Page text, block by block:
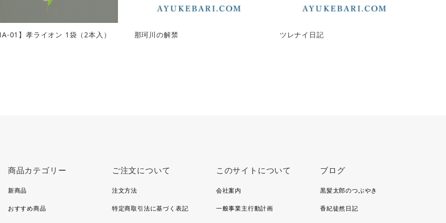
01】孝ライオン 1袋（2本入） 那珂川の解禁 ツレナイ日記
商品カテゴリー
新商品
おすすめ商品
ご注文について
注文方法
特定商取引法に基づく表記
このサイトについて
会社案内
一般事業主行動計画
ブログ
黒髪太郎のつぶやき
香紀徒然日記